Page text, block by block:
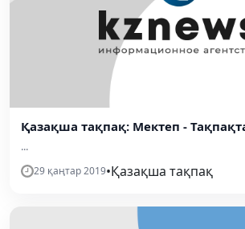
Қазақша тақпақ: Мектеп -
...
29 қаңтар 2019•Қазақша тақпақ